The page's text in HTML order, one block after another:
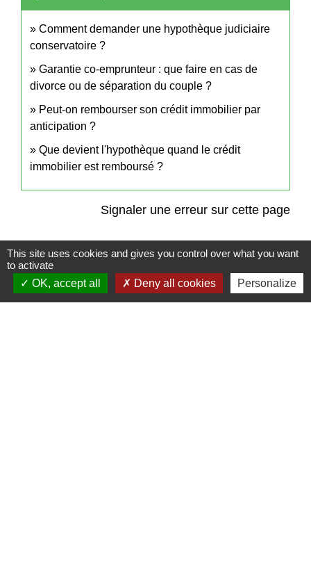
Comment demander une hypothèque judiciaire
conservatoire ?
Garantie co-emprunteur : que faire en cas de
divorce ou de séparation du couple ?
Peut-on rembourser son crédit immobilier par
anticipation ?
Que devient l'hypothèque quand le crédit
immobilier est remboursé ?
Signaler une erreur sur cette page
Contact
This site uses cookies and gives you control over what you want
to activate
OK, accept all
Deny all cookies Personalize